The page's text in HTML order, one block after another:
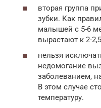
вторая группа
зубки. Как
малышей с 5-6
вырастают к 2-
нельзя
недомогание
заболеванием,
В этом случае
температуру.